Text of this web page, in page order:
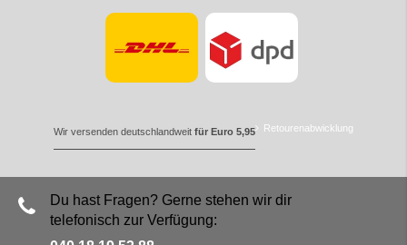
Wir versenden deutschlandweit für Euro 5,95 Retourenabwicklung
Du hast Fragen? Gerne stehen wir dir
telefonisch zur Verfügung: